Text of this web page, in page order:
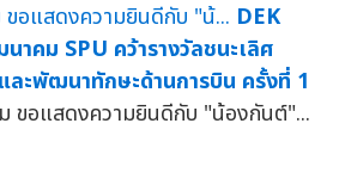
DEK
าคม SPU คว้ารางวัลชนะเลิศ
ละพัฒนาทักษะด้านการบิน ครั้งที่ 1
ขอแสดงความยินดีกับ "น้องกันต์"...